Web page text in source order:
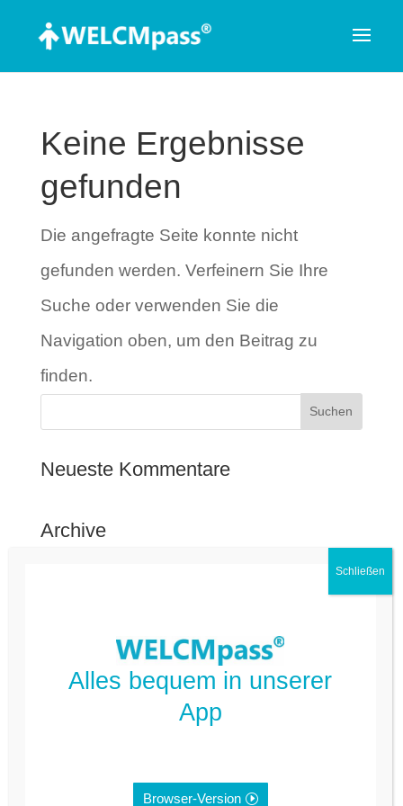
Keine Ergebnisse
gefunden
Die angefragte Seite konnte nicht
gefunden werden. Verfeinern Sie Ihre
Suche oder verwenden Sie die
Navigation oben, um den Beitrag zu
finden.
Neueste Kommentare
Archive
FAQ Kommune
Alles bequem in unserer
App
Browser-Version